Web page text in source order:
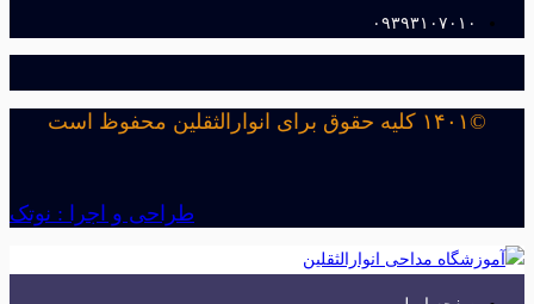
۰۹۳۹۳۱۰۷۰۱۰​
©۱۴۰۱ کلیه حقوق برای انوارالثقلین محفوظ است
طراحی و اجرا : نوتک